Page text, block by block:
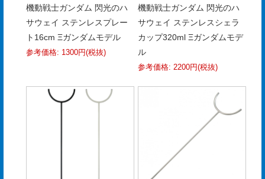
機動戦士ガンダム 閃光のハ
サウェイ ステンレスプレー
ト16cm Ξガンダムモデル
参考価格: 1300円(税抜)
機動戦士ガンダム 閃光のハ
サウェイ ステンレスシェラ
カップ320ml Ξガンダムモデ
ル
参考価格: 2200円(税抜)